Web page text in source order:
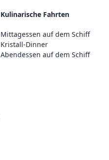
Kulinarische Fahrten
Mittagessen auf dem Schiff
Kristall-Dinner
Abendessen auf dem Schiff